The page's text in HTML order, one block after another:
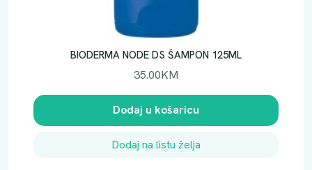
BIODERMA NODE DS ŠAMPON 125ML
35.00KM
Dodaj u košaricu
Dodaj na listu želja